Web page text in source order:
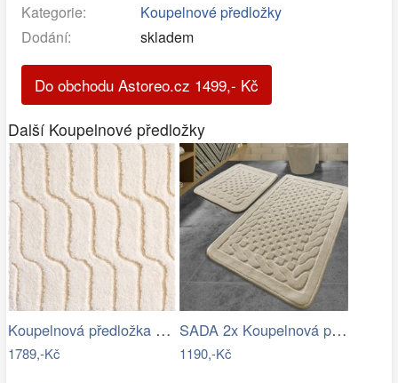
Kategorie:
Koupelnové předložky
Dodání:
skladem
Do obchodu Astoreo.cz 1499,- Kč
Další Koupelnové předložky
Koupelnová předložka VOGUE
1789,-Kč
SADA 2x Koupelnová předložka BAMBI 60…
1190,-Kč